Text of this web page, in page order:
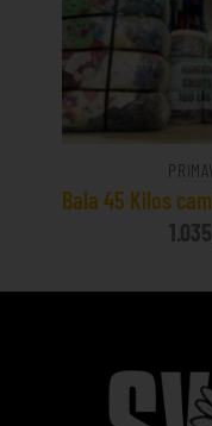
Bala 45 Kilos